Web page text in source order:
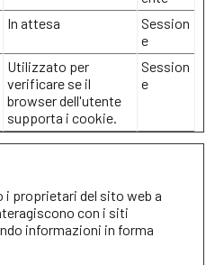
In attesa
Session
e
Utilizzato per
verificare se il
browser dell'utente
supporta i cookie.
Session
e
proprietari del sito web a
con i siti
informazioni in forma